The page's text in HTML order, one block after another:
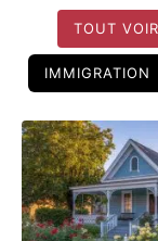
TOUT VOIR
IMMIGRATION